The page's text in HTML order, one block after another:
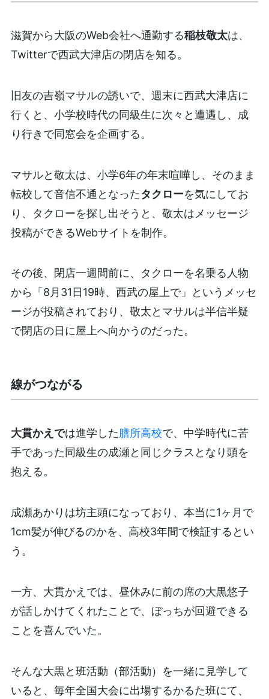
滋賀から大阪のWeb会社へ通勤する稲枝敬太は、
Twitterで西武大津店の閉店を知る。
旧友の吉嶺マサルの誘いで、週末に西武大津店に
行くと、小学校時代の同級生に次々と遭遇し、成
り行きで同窓会を企画する。
マサルと敬太は、小学6年の年末喧嘩し、そのまま
転校して音信不通となったタクローを気にしてお
り、タクローを探し出そうと、敬太はメッセージ
投稿ができるWebサイトを制作。
その後、閉店一週間前に、タクローを名乗る人物
から「8月31日19時、西武の屋上で」というメッセ
ージが投稿されており、敬太とマサルは半信半疑
で閉店の日に屋上へ向かうのだった。
線がつながる
大貫かえでは進学した膳所高校で、中学時代に苦
手であった同級生の成瀬と同じクラスとなり頭を
抱える。
成瀬あかりは坊主頭になっており、本当に1ヶ月で
1cm髪が伸びるのかを、高校3年間で検証するとい
う。
一方、大貫かえでは、昼休みに前の席の大黒悠子
が話しかけてくれたことで、ぼっちが回避できる
ことを喜んでいた。
そんな大黒と班活動（部活動）を一緒に見学して
いると、毎年全国大会に出場するかるた班にて、